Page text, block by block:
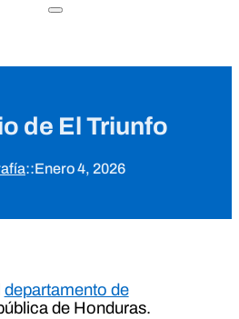
de El Triunfo
::Enero 4, 2026
departamento de
de Honduras.